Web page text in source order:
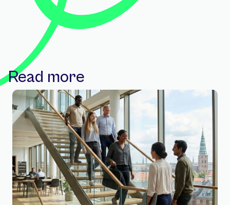
Read more